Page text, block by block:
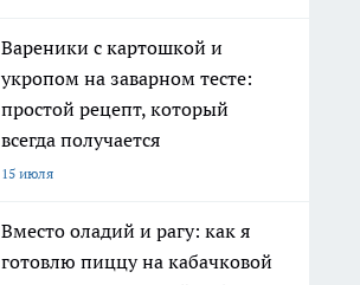
Вареники с картошкой и
укропом на заварном тесте:
простой рецепт, который
всегда получается
15 июля
Вместо оладий и рагу: как я
готовлю пиццу на кабачковой